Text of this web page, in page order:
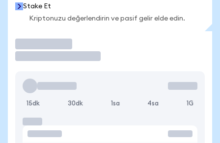
Stake Et
Kriptonuzu değerlendirin ve pasif gelir elde edin.
15dk 30dk 1sa 4sa 1G